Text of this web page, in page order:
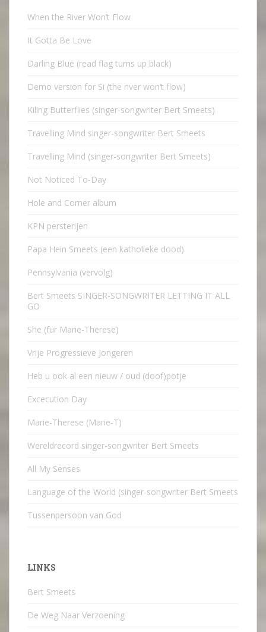
When the River Won’t Flow
It Gotta Be Love
Darling Blue (read flag turns up black)
Demo version for Si (the river won’t flow)
Kiling Butterflies (singer-songwriter Bert Smeets)
Travelling Mind singer-songwriter Bert Smeets
Travelling Mind (singer-songwriter Bert Smeets)
Not Noticed To-Day
Hole and Corner album
KPN persterijen
Papa Hein Smeets (een katholieke dood)
Pennsylvania (vervolg)
Bert Smeets SINGER-SONGWRITER LETTING IT ALL
GO
She (für Marie-Therese)
Vrije Progressieve Jongeren
Heb u ook al een nieuw / oud (doof)potje
Excecution Day
Marie-Therese (Marie-T)
Wereldrecord singer-songwriter Bert Smeets
All My Senses
Language of the World (singer-songwriter Bert Smeets
Tussenpersoon van God
LINKS
Bert Smeets
De Weg Naar Verzoening